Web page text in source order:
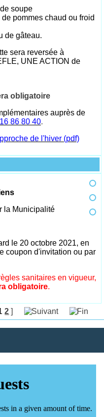
soupe
pommes chaud ou froid
de gâteau.
sera reversée à
UNE ACTION de
obligatoire
auprès de
86 80 40.
de l'hiver (pdf)
la Municipalité
le 20 octobre 2021, en
coupon d'invitation ou par
sanitaires en vigueur,
obligatoire.
2 ]